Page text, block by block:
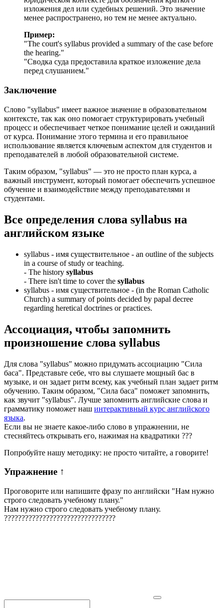
изложения дел или судебных решений. Это значение
менее распространено, но тем не менее актуально.
Пример:
"The court's syllabus provided a summary of the case before
the hearing."
"Сводка суда предоставила краткое изложение дела
перед слушанием."
Заключение
Слово "syllabus" имеет важное значение в образовательном
контексте, так как оно помогает структурировать учебный
процесс и обеспечивает четкое понимание целей и ожиданий
от курса. Понимание этого термина и его правильное
использование является ключевым аспектом для студентов и
преподавателей в любой образовательной системе.
Таким образом, "syllabus" — это не просто план курса, а
важный инструмент, который помогает обеспечить успешное
обучение и взаимодействие между преподавателями и
студентами.
Все определения слова syllabus на
английском языке
syllabus - имя существительное - an outline of the subjects
in a course of study or teaching.
- The history syllabus
- There isn't time to cover the syllabus
syllabus - имя существительное - (in the Roman Catholic
Church) a summary of points decided by papal decree
regarding heretical doctrines or practices.
Ассоциация, чтобы запомнить
произношение слова syllabus
Для слова "syllabus" можно придумать ассоциацию "Сила
баса". Представьте себе, что вы слушаете мощный бас в
музыке, и он задает ритм всему, как учебный план задает ритм
обучению. Таким образом, "Сила баса" поможет запомнить,
как звучит "syllabus". Лучше запомнить английские слова и
грамматику поможет наш интерактивный курс английского
языка.
Если вы не знаете какое-либо слово в упражнении, не
стесняйтесь открывать его, нажимая на квадратики ???
Попробуйте нашу методику: не просто читайте, а говорите!
Упражнение ↑
Проговорите или напишите фразу по английски "Нам нужно
строго следовать учебному плану."
Нам нужно строго следовать учебному плану.
????????????????????????????????